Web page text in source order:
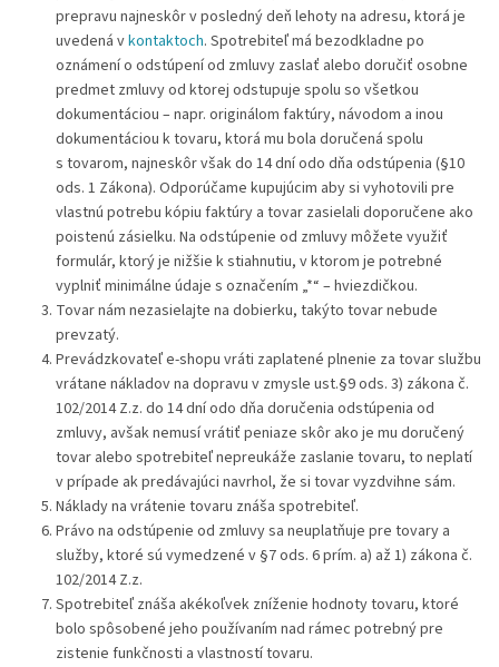
prepravu najneskôr v posledný deň lehoty na adresu, ktorá je
uvedená vkontaktoch. Spotrebiteľ má bezodkladne po
oznámení o odstúpení od zmluvy zaslať alebo doručiť osobne
predmet zmluvy od ktorej odstupuje spolu so všetkou
dokumentáciou – napr. originálom faktúry, návodom a inou
dokumentáciou k tovaru, ktorá mu bola doručená spolu
s tovarom, najneskôr však do 14 dní odo dňa odstúpenia (§10
ods. 1 Zákona). Odporúčame kupujúcim aby si vyhotovili pre
vlastnú potrebu kópiu faktúry a tovar zasielali doporučene ako
poistenú zásielku. Na odstúpenie od zmluvy môžete využiť
formulár, ktorý je nižšie k stiahnutiu, v ktorom je potrebné
vyplniť minimálne údaje s označením „*“ – hviezdičkou.
Tovar nám nezasielajte na dobierku, takýto tovar nebude
prevzatý.
Prevádzkovateľ e-shopu vráti zaplatené plnenie za tovar službu
vrátane nákladov na dopravu v zmysle ust.§9 ods. 3) zákona č.
102/2014 Z.z. do 14 dní odo dňa doručenia odstúpenia od
zmluvy, avšak nemusí vrátiť peniaze skôr ako je mu doručený
tovar alebo spotrebiteľ nepreukáže zaslanie tovaru, to neplatí
v prípade ak predávajúci navrhol, že si tovar vyzdvihne sám.
Náklady na vrátenie tovaru znáša spotrebiteľ.
Právo na odstúpenie od zmluvy sa neuplatňuje pre tovary a
služby, ktoré sú vymedzené v §7 ods. 6 prím. a) až 1) zákona č.
102/2014 Z.z.
Spotrebiteľ znáša akékoľvek zníženie hodnoty tovaru, ktoré
bolo spôsobené jeho používaním nad rámec potrebný pre
zistenie funkčnosti a vlastností tovaru.